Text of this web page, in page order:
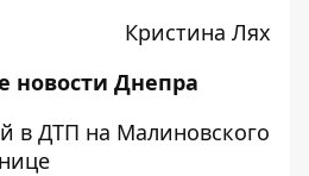
Кристина Лях
новости Днепра
в ДТП на Малиновского